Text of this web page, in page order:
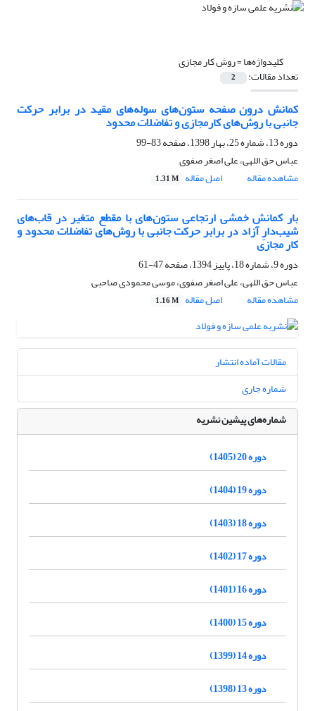
کلیدواژه‌ها =روش کار مجازی
تعداد مقالات: 2
کمانش درون صفحه ستون‌های سوله‌های مقید در برابر حرکت
جانبی با روش‌های کارمجازی و تفاضلات محدود
دوره 13، شماره 25، بهار 1398، صفحه
83-99
عباس حق اللهی، علی اصغر صفوی
مشاهده مقاله
اصل مقاله 1.31 M
بار کمانش خمشی ارتجاعی ستون‌های با مقطع متغیر در قاب‌های
شیب‌دارِ آزاد در برابر حرکت جانبی با روش‌های تفاضلات محدود و
کار مجازی
دوره 9، شماره 18، پاییز 1394، صفحه
47-61
عباس حق اللهی، علی اصغر صفوی، موسی محمودی صاحبی
مشاهده مقاله
اصل مقاله 1.16 M
مقالات آماده انتشار
شماره جاری
شماره‌های پیشین نشریه
دوره 20 (1405)
دوره 19 (1404)
دوره 18 (1403)
دوره 17 (1402)
دوره 16 (1401)
دوره 15 (1400)
دوره 14 (1399)
دوره 13 (1398)